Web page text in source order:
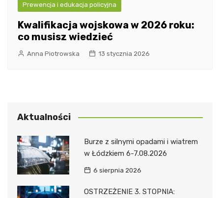
Prewencja i edukacja policyjna
Kwalifikacja wojskowa w 2026 roku:
co musisz wiedzieć
Anna Piotrowska 13 stycznia 2026
Aktualności
Burze z silnymi opadami i wiatrem
w Łódzkiem 6-7.08.2026
6 sierpnia 2026
OSTRZEŻENIE 3. STOPNIA: